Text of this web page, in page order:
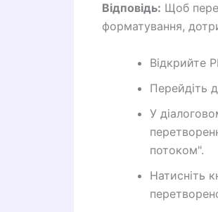
Відповідь: Щоб
форматування,
Відкрийте
Перейдіть
У
потоком".
Натисніть